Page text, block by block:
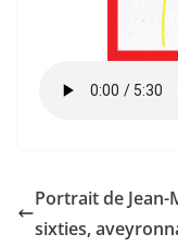
Portrait de
sixties,